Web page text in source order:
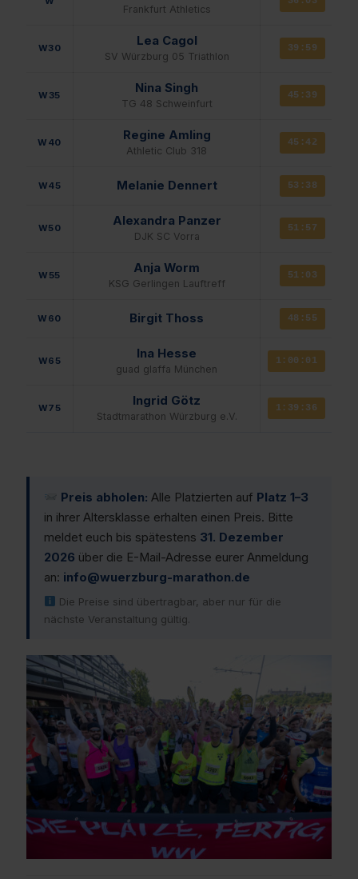
Frankfurt Athletics
W30 Lea Cagol
SV Würzburg 05 Triathlon
39:59
W35 Nina Singh
TG 48 Schweinfurt
45:39
W40 Regine Amling
Athletic Club 318
45:42
W45 Melanie Dennert 53:38
W50 Alexandra Panzer
DJK SC Vorra
51:57
W55 Anja Worm
KSG Gerlingen Lauftreff
51:03
W60 Birgit Thoss 48:55
W65 Ina Hesse
guad glaffa München
1:00:01
W75 Ingrid Götz
Stadtmarathon Würzburg e.V.
1:39:36
Preis abholen: Alle Platzierten auf Platz 1–3
in ihrer Altersklasse erhalten einen Preis. Bitte
meldet euch bis spätestens 31. Dezember
2026 über die E-Mail-Adresse eurer Anmeldung
an: info@wuerzburg-marathon.de
Die Preise sind übertragbar, aber nur für die
nächste Veranstaltung gültig.